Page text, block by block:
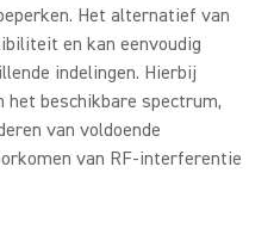
Het alternatief van
en kan eenvoudig
indelingen. Hierbij
het beschikbare spectrum,
van voldoende
van RF-interferentie